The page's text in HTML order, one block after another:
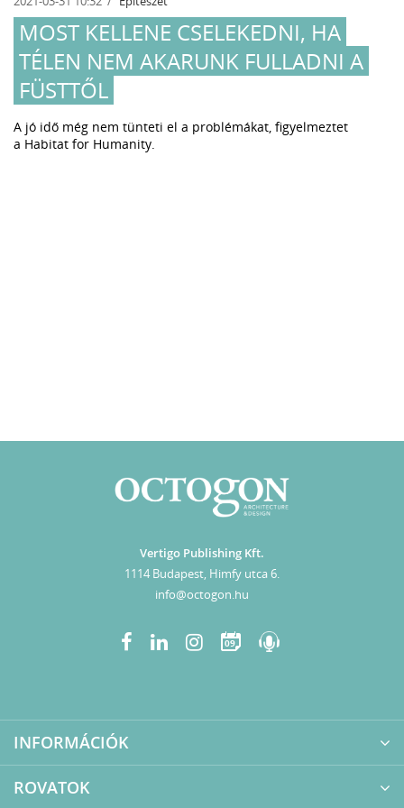
MOST KELLENE CSELEKEDNI, HA
TÉLEN NEM AKARUNK FULLADNI A
FÜSTTŐL
A jó idő még nem tünteti el a problémákat, figyelmeztet
a Habitat for Humanity.
Vertigo Publishing Kft.
1114 Budapest, Himfy utca 6.
info@octogon.hu
09
INFORMÁCIÓK
ROVATOK